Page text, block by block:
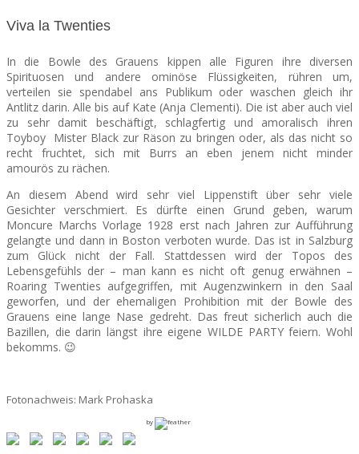
Viva la Twenties
In die Bowle des Grauens kippen alle Figuren ihre diversen
Spirituosen und andere ominöse Flüssigkeiten, rühren um,
verteilen sie spendabel ans Publikum oder waschen gleich ihr
Antlitz darin. Alle bis auf Kate (Anja Clementi). Die ist aber auch viel
zu sehr damit beschäftigt, schlagfertig und amoralisch ihren
Toyboy Mister Black zur Räson zu bringen oder, als das nicht so
recht fruchtet, sich mit Burrs an eben jenem nicht minder
amourös zu rächen.
An diesem Abend wird sehr viel Lippenstift über sehr viele
Gesichter verschmiert. Es dürfte einen Grund geben, warum
Moncure Marchs Vorlage 1928 erst nach Jahren zur Aufführung
gelangte und dann in Boston verboten wurde. Das ist in Salzburg
zum Glück nicht der Fall. Stattdessen wird der Topos des
Lebensgefühls der – man kann es nicht oft genug erwähnen –
Roaring Twenties aufgegriffen, mit Augenzwinkern in den Saal
geworfen, und der ehemaligen Prohibition mit der Bowle des
Grauens eine lange Nase gedreht. Das freut sicherlich auch die
Bazillen, die darin längst ihre eigene WILDE PARTY feiern. Wohl
bekomms. 😉
Fotonachweis: Mark Prohaska
by